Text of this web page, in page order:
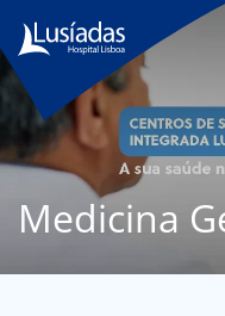
Lusíadas
Hospitais
e
Medicina